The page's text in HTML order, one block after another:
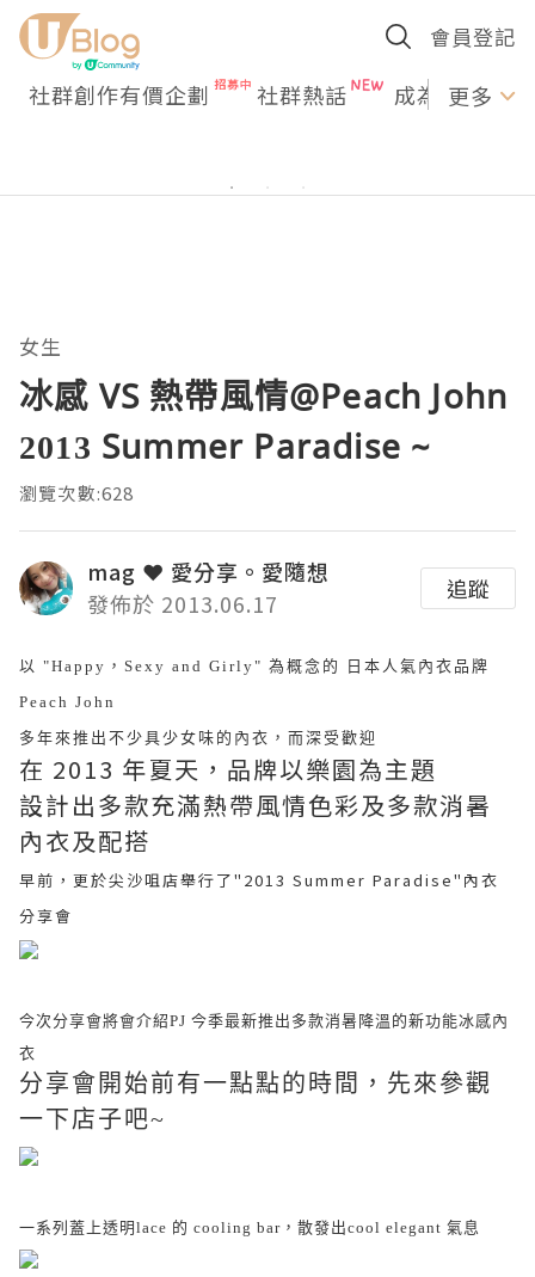
會員登記
社群創作有價企劃 社群熱話 成為U更多
女生
冰感 VS 熱帶風情@Peach John
2013 Summer Paradise ~
瀏覽次數:628
mag ❤ 愛分享。愛隨想
發佈於 2013.06.17
追蹤
以 "Happy，Sexy and Girly" 為概念的 日本人氣內衣品牌
Peach John
多年來推出不少具少女味的內衣，而深受歡迎
在 2013 年夏天，品牌以樂園為主題
設計出多款充滿熱帶風情色彩及多款消暑
內衣及配搭
早前，更於尖沙咀店舉行了"2013 Summer Paradise"內衣
分享會
今次分享會將會介紹PJ 今季最新推出多款消暑降溫的新功能冰感內
衣
分享會開始前有一點點的時間，先來參觀
一下店子吧~
一系列蓋上透明lace 的 cooling bar，散發出cool elegant 氣息